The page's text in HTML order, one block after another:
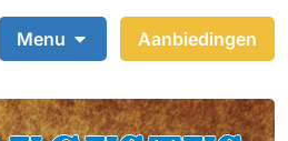
Menu Aanbiedingen